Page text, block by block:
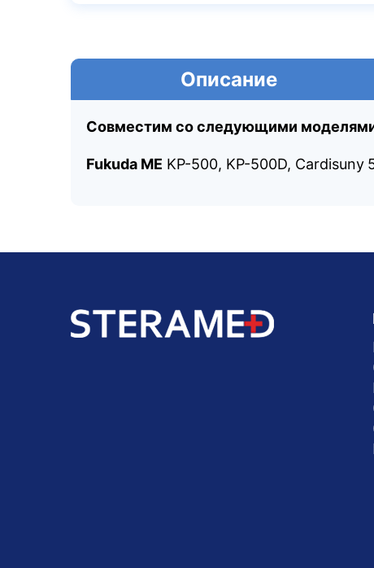
Описание
Совместим со следующими
Fukuda ME KP-500, KP-500D, Cardisuny